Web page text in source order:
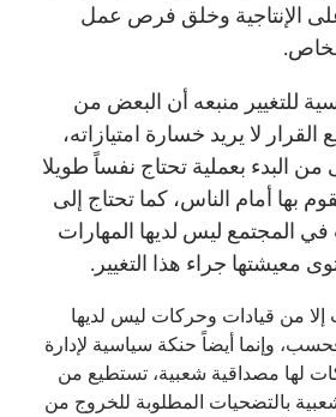
الإنتاجية وخلق فرص عمل
للتغيير منبعه أن البعض من
لا يريد خسارة امتيازاته،
البدء بعملية تحتاج نفساً طويلا
بها أمام الناس، كما تحتاج إلى
المجتمع ليس لديها المهارات
معيشتها جراء هذا التغيير.
إلا من قيادات وحركات ليس لديها
وإنما أيضاً حنكة سياسية لإدارة
لها مصداقية شعبية، تستطيع من
بالتضحيات المطلوبة للخروج من